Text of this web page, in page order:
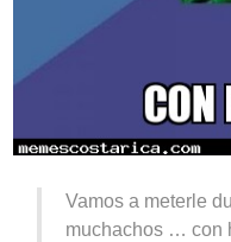
Vamos a meterle
muchachos … con